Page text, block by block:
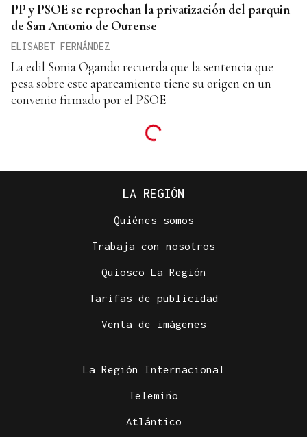
PP y PSOE se reprochan la privatización del parquin
de San Antonio de Ourense
ELISABET FERNÁNDEZ
La edil Sonia Ogando recuerda que la sentencia que
pesa sobre este aparcamiento tiene su origen en un
convenio firmado por el PSOE
LA REGIÓN
Quiénes somos
Trabaja con nosotros
Quiosco La Región
Tarifas de publicidad
Venta de imágenes
La Región Internacional
Telemiño
Atlántico